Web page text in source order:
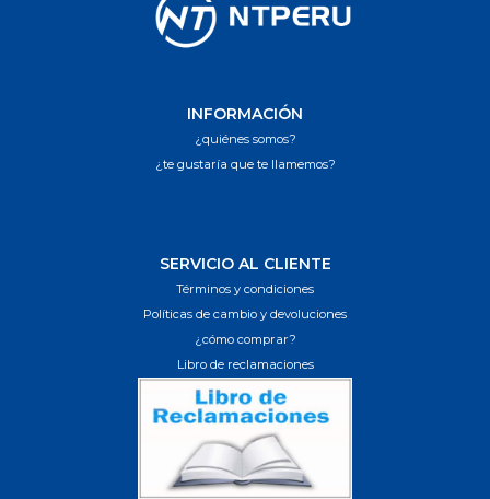
INFORMACIÓN
¿quiénes somos?
¿te gustaría que te llamemos?
SERVICIO AL CLIENTE
Términos y condiciones
Políticas de cambio y devoluciones
¿cómo comprar?
Libro de reclamaciones